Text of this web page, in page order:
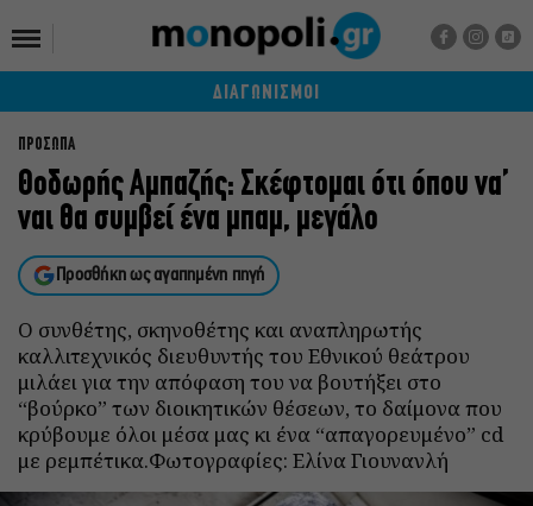
ΔΙΑΓΩΝΙΣΜΟΙ
ΠΡΟΣΩΠΑ
Θοδωρής Αμπαζής: Σκέφτομαι ότι όπου να’
ναι θα συμβεί ένα μπαμ, μεγάλο
Προσθήκη ως αγαπημένη πηγή
Ο συνθέτης, σκηνοθέτης και αναπληρωτής
καλλιτεχνικός διευθυντής του Εθνικού θεάτρου
μιλάει για την απόφαση του να βουτήξει στο
“βούρκο” των διοικητικών θέσεων, το δαίμονα που
κρύβουμε όλοι μέσα μας κι ένα “απαγορευμένο” cd
με ρεμπέτικα.Φωτογραφίες: Ελίνα Γιουνανλή